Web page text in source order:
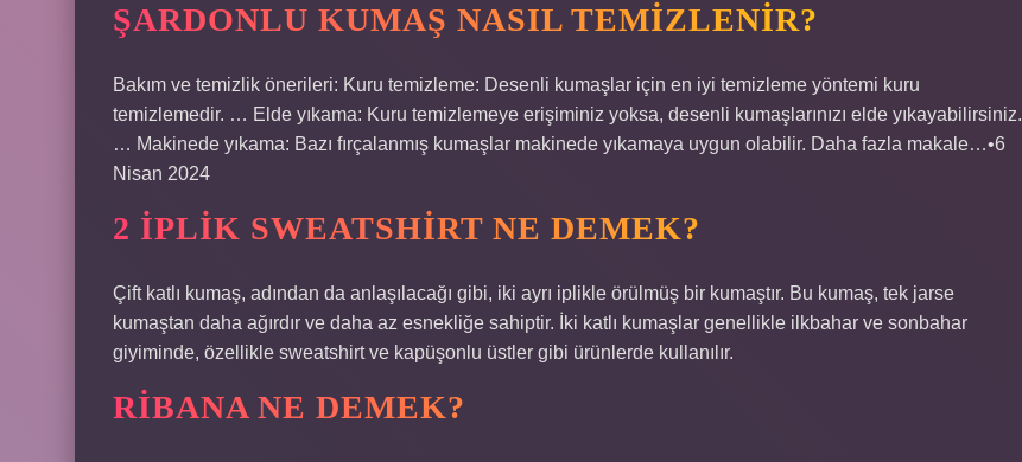
ŞARDONLU KUMAŞ NASIL TEMIZLENIR?
Bakım ve temizlik önerileri: Kuru temizleme: Desenli kumaşlar için en iyi temizleme yöntemi kuru
temizlemedir. … Elde yıkama: Kuru temizlemeye erişiminiz yoksa, desenli kumaşlarınızı elde yıkayabilirsiniz.
… Makinede yıkama: Bazı fırçalanmış kumaşlar makinede yıkamaya uygun olabilir. Daha fazla makale…•6
Nisan 2024
2 IPLIK SWEATSHIRT NE DEMEK?
Çift katlı kumaş, adından da anlaşılacağı gibi, iki ayrı iplikle örülmüş bir kumaştır. Bu kumaş, tek jarse
kumaştan daha ağırdır ve daha az esnekliğe sahiptir. İki katlı kumaşlar genellikle ilkbahar ve sonbahar
giyiminde, özellikle sweatshirt ve kapüşonlu üstler gibi ürünlerde kullanılır.
RIBANA NE DEMEK?